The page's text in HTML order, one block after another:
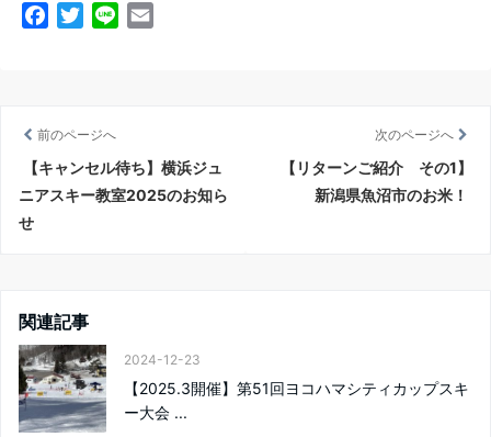
o
o
k
e
r
前のページへ
【キャンセル待ち】横浜ジュ
ニアスキー教室2025のお知ら
せ
次のページへ
【リターンご紹介 その1】
新潟県魚沼市のお米！
関連記事
2024-12-23
【2025.3開催】第51回ヨコハマシティカップスキ
ー大会 ...